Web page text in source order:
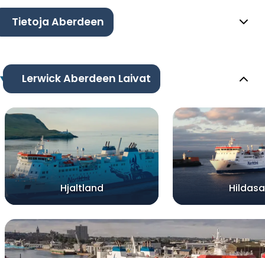
Tietoja Aberdeen
Lerwick Aberdeen Laivat
Hjaltland